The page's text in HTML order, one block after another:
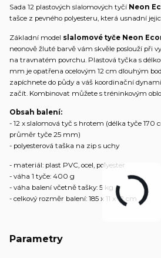
Sada 12 plastových slalomových tyčí Neon
tašce z pevného polyesteru, která usnadní
Základní model slalomové tyče Neon
neonově žluté barvě vám skvěle poslouží při
na travnatém povrchu. Plastová tyčka s
mm je opatřena ocelovým 12 cm dlouhým
zapíchnete do půdy a váš koordinační
začít. Kombinovat můžete s tréninkovým
Obsah balení:
- 12 x slalomová tyč s hrotem (délka tyče 170
průměr tyče 25 mm)
- polyesterová taška na zip s uchy
- materiál: plast PVC, ocel, polyester
- váha 1 tyče: 400 g
- váha balení včetně tašky: 5 kg
- celkový rozměr balení: 185 x 11 x 12 cm
Parametry